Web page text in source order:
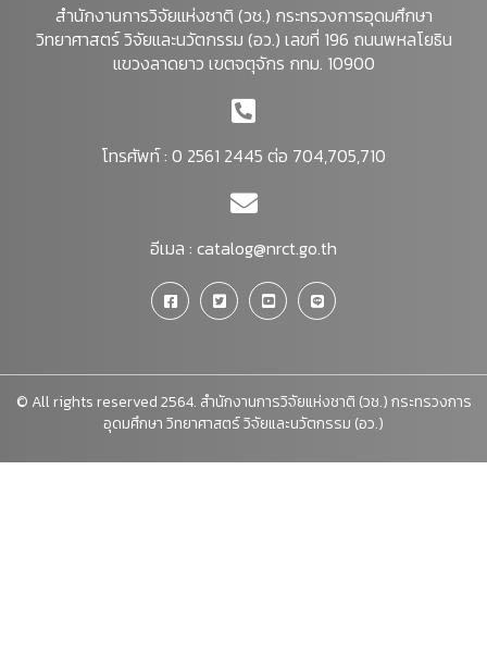
สำนักงานการวิจัยแห่งชาติ (วช.) กระทรวงการอุดมศึกษา
วิทยาศาสตร์ วิจัยและนวัตกรรม (อว.) เลขที่ 196 ถนนพหลโยธิน
แขวงลาดยาว เขตจตุจักร กทม. 10900
โทรศัพท์ : 0 2561 2445 ต่อ 704,705,710
อีเมล : catalog@nrct.go.th
© All rights reserved 2564. สำนักงานการวิจัยแห่งชาติ (วช.) กระทรวงการ
อุดมศึกษา วิทยาศาสตร์ วิจัยและนวัตกรรม (อว.)